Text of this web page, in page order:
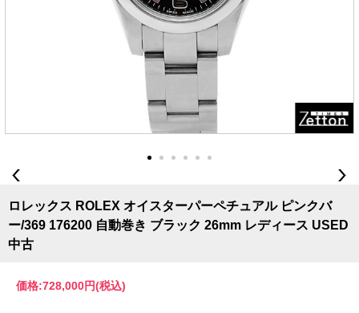
ロレックス ROLEX オイスターパーペチュアル ピンクバ
ー/369 176200 自動巻き ブラック 26mm レディース USED
中古
価格:728,000円(税込)